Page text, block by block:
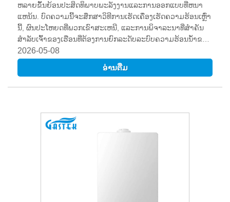
ຫລາຍຂຶ້ນຍ້ອນປະສິດທິພາບພະລັງງານແລະການອອກແບບທີ່ຫນາ
ແຫນ້ນ. ບົດຄວາມນີ້ຈະສຶກສາວິທີການເຮັດເຄື່ອງເຮັດຄວາມຮ້ອນເຫຼົ່າ
ນີ້, ຜົນປະໂຫຍດທີ່ພວກເຂົາສະເຫນີ, ແລະການພິຈາລະນາທີ່ສໍາຄັນ
ສໍາລັບເຈົ້າຂອງເຮືອນທີ່ຕ້ອງການຍົກລະດັບລະບົບຄວາມຮ້ອນນ້ໍາຂອງ
ພວກເຂົາ. ພວກເຮົາຍັງຈະກວມເອົາຄໍາແນະນໍາການບໍາລຸງຮັກສາ,
ການປຽບທຽບຄ່າໃຊ້ຈ່າຍ, ແລະຄໍາຖາມທົ່ວໄປເພື່ອຊ່ວຍໃຫ້ທ່ານ
ຕັດສິນໃຈຢ່າງມີຂໍ້ມູນ.
2026-05-08
ອ່ານ​ຕື່ມ